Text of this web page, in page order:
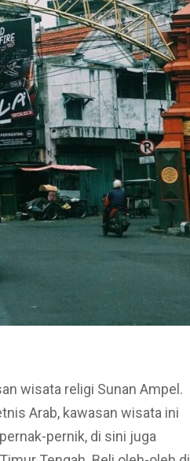
wisata religi Sunan Ampel.
Arab, kawasan wisata ini
pernik, di sini juga